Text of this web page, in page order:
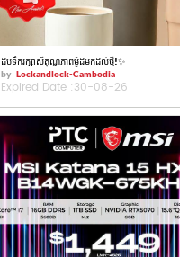
ដបទឹករក្សាសីតុណ្ហភាពម៉ូដមកដល់ថ្មី!✨
by Lockandlock-Cambodia
Expired Date :30-08-26